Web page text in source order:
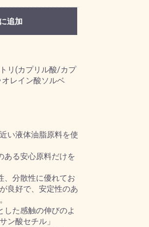
追加
リ(カプリル酸/カプ
レイン酸ソルベ
い液体油脂原料を使
ある安心原料だけを
、分散性に優れてお
良好で、安定性のあ
した感触の伸びのよ
ン酸セチル」